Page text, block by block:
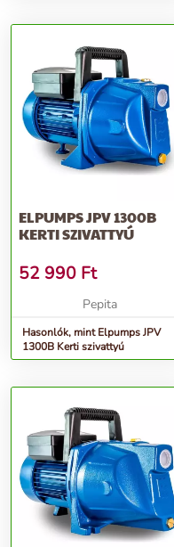
ELPUMPS JPV 1300B
KERTI SZIVATTYÚ
52 990 Ft
Pepita
Hasonlók, mint Elpumps JPV
1300B Kerti szivattyú